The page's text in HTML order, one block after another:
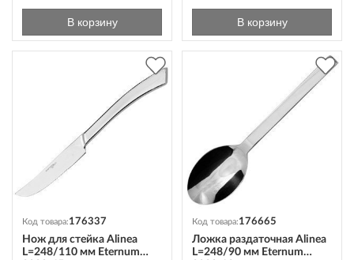
В корзину В корзину
Код товара:176337
Нож для стейка Alinea
L=248/110 мм Eternum
Код товара:176665
Ложка раздаточная Alinea
L=248/90 мм Eternum